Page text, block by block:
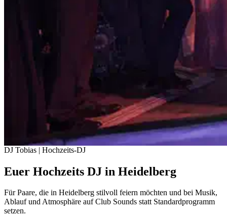
DJ Tobias | Hochzeits-DJ
Euer Hochzeits DJ in Heidelberg
Für Paare, die in Heidelberg stilvoll feiern möchten und bei Musik,
Ablauf und Atmosphäre auf Club Sounds statt Standardprogramm
setzen.